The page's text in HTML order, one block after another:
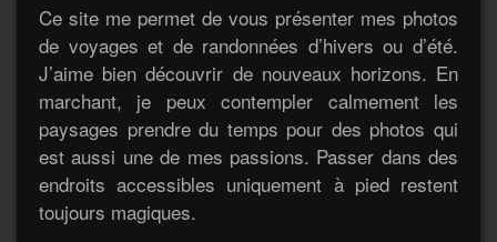
Ce site me permet de vous présenter mes photos
de voyages et de randonnées d’hivers ou d’été.
J’aime bien découvrir de nouveaux horizons. En
marchant, je peux contempler calmement les
paysages prendre du temps pour des photos qui
est aussi une de mes passions. Passer dans des
endroits accessibles uniquement à pied restent
toujours magiques.